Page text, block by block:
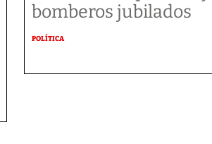
bomberos jubilados
POLÍTICA